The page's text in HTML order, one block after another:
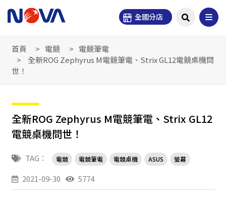
全國分店
首頁 電競
電競筆電
全新ROG Zephyrus M電競筆電、Strix GL12電競桌機問
世！
全新ROG Zephyrus M電競筆電、Strix GL12
電競桌機問世！
TAG： 電競 電競筆電 電競桌機 ASUS 螢幕
2021-09-30 5774